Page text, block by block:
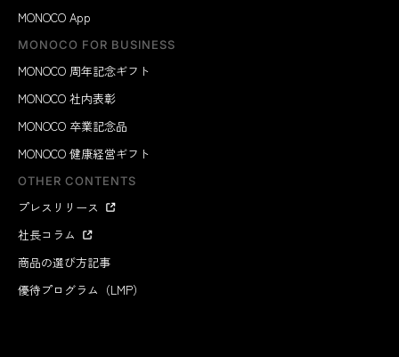
MONOCO App
MONOCO FOR BUSINESS
MONOCO 周年記念ギフト
MONOCO 社内表彰
MONOCO 卒業記念品
MONOCO 健康経営ギフト
OTHER CONTENTS
プレスリリース
社長コラム
商品の選び方記事
優待プログラム（LMP）